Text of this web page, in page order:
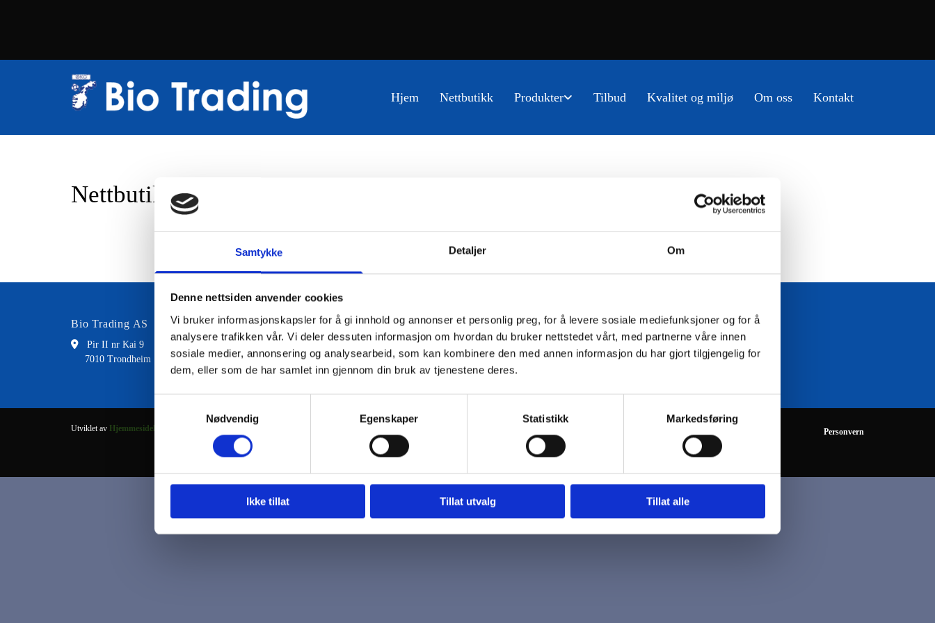
Samtykke Detaljer Om
Denne nettsiden anvender cookies
Vi bruker informasjonskapsler for å gi innhold og annonser et personlig preg, for å levere sosiale mediefunksjoner og for å
analysere trafikken vår. Vi deler dessuten informasjon om hvordan du bruker nettstedet vårt, med partnerne våre innen
sosiale medier, annonsering og analysearbeid, som kan kombinere den med annen informasjon du har gjort tilgjengelig for
dem, eller som de har samlet inn gjennom din bruk av tjenestene deres.
Nødvendig
Egenskaper Statistikk Markedsføring
Ikke tillat Tillat utvalg Tillat alle
Hjem Nettbutikk Produkter Tilbud Kvalitet og miljø Om oss Kontakt
Nettbutikk
Bio Trading AS
 Pir II nr Kai 9
7010 Trondheim
Kontakt oss
 frank@biotrading.no
Åpningstider
Utviklet av Hjemmesidehuset Personvern